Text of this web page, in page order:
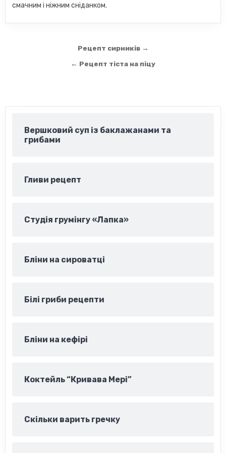
смачним і ніжним сніданком.
НавігаціяРецепт сирників →
← Рецепт тіста на піцу
Вершковий суп із баклажанами та
грибами
Гливи рецепт
Студія грумінгу «Лапка»
Бліни на сироватці
Білі гриби рецепти
Бліни на кефірі
Коктейль “Кривава Мері”
Скільки варить гречку